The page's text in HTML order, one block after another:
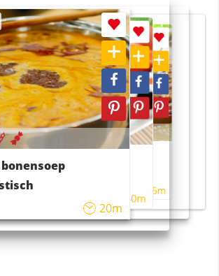
45m
20m
RECEPT
Sushi rijstsalade
40m
RECEPT
4 55m